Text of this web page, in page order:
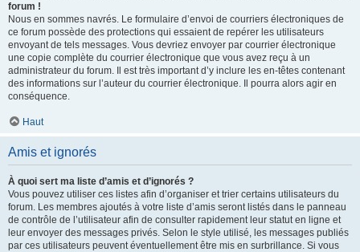
forum !
Nous en sommes navrés. Le formulaire d’envoi de courriers électroniques de
ce forum possède des protections qui essaient de repérer les utilisateurs
envoyant de tels messages. Vous devriez envoyer par courrier électronique
une copie complète du courrier électronique que vous avez reçu à un
administrateur du forum. Il est très important d’y inclure les en-têtes contenant
des informations sur l’auteur du courrier électronique. Il pourra alors agir en
conséquence.
Haut
Amis et ignorés
À quoi sert ma liste d’amis et d’ignorés ?
Vous pouvez utiliser ces listes afin d’organiser et trier certains utilisateurs du
forum. Les membres ajoutés à votre liste d’amis seront listés dans le panneau
de contrôle de l’utilisateur afin de consulter rapidement leur statut en ligne et
leur envoyer des messages privés. Selon le style utilisé, les messages publiés
par ces utilisateurs peuvent éventuellement être mis en surbrillance. Si vous